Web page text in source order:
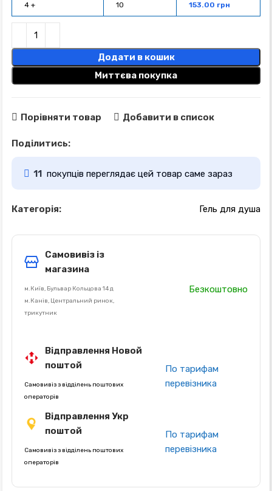
4 + 10 153.00 грн
Додати в кошик
Миттєва покупка
Порівняти товар Добавити в список
Поділитись:
11 покупців переглядає цей товар саме зараз
Категорія: Гель для душа
Самовивіз із
магазина
м.Київ, Бульвар Кольцова 14 д
м.Канів, Центральний ринок,
трикутник
Безкоштовно
Відправлення Новой
поштой
Самовивіз з відділень поштових
операторів
По тарифам
перевізника
Відправлення Укр
поштой
Самовивіз з відділень поштових
операторів
По тарифам
перевізника